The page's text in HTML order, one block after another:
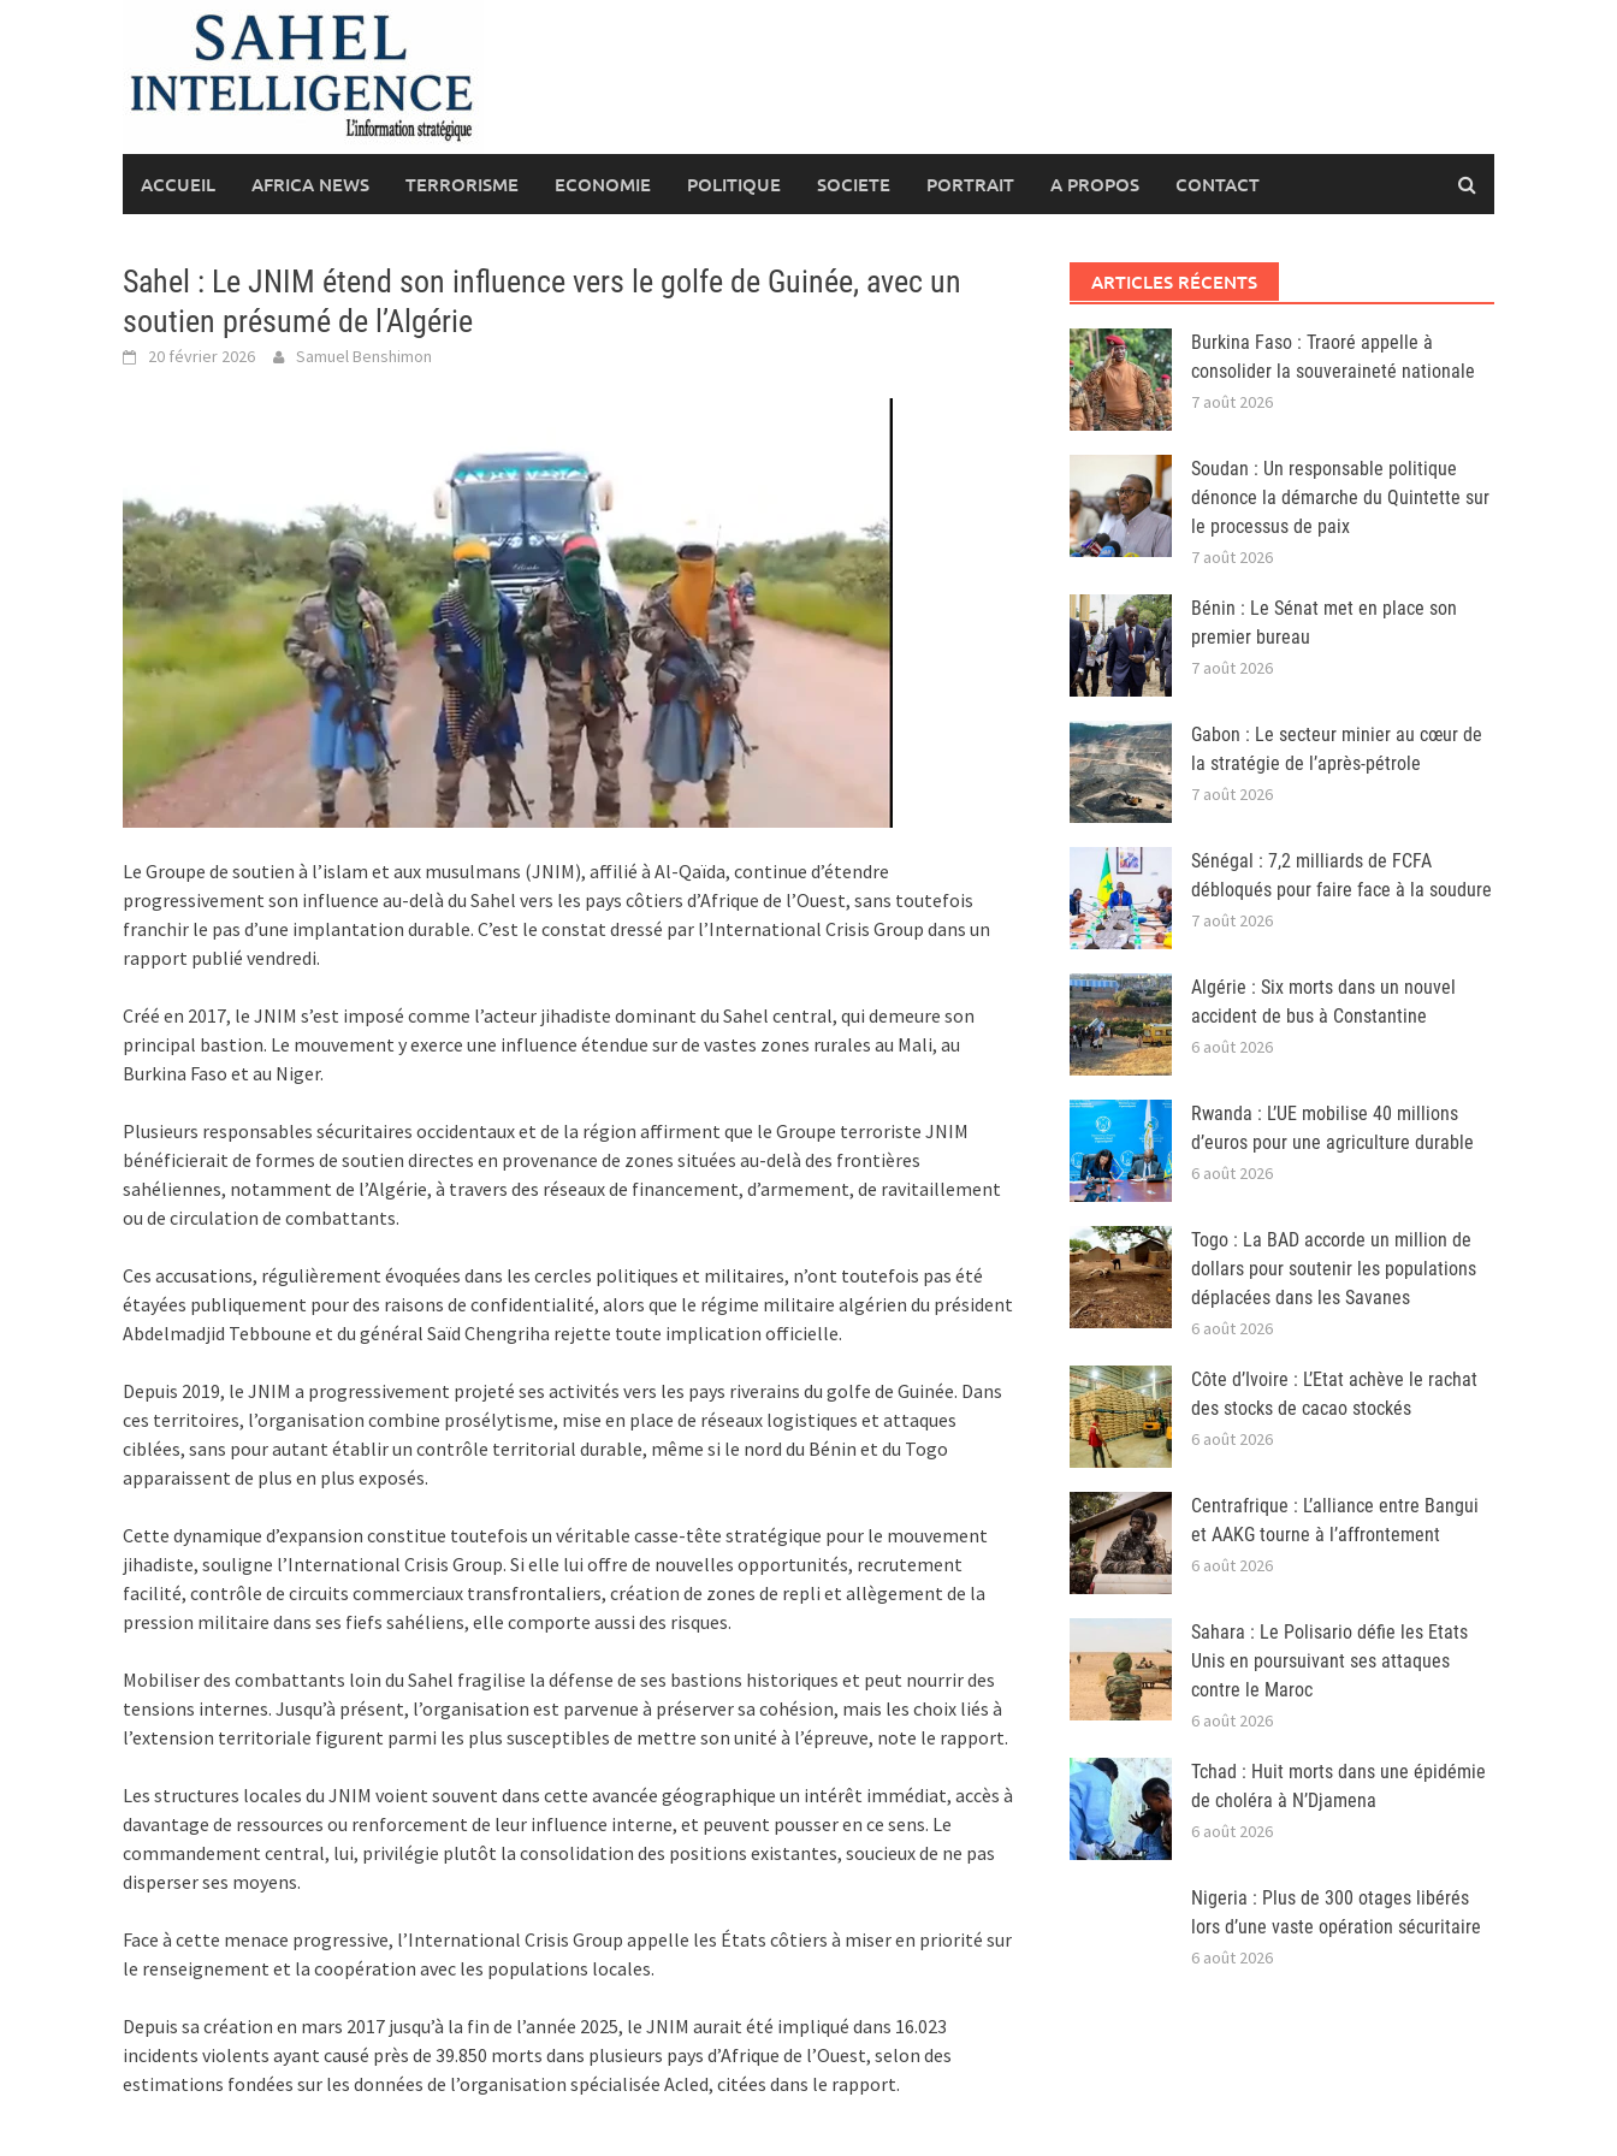
ACCUEIL AFRICA NEWS TERRORISME ECONOMIE POLITIQUE SOCIETE PORTRAIT A PROPOS CONTACT
Sahel : Le JNIM étend son influence vers le golfe de Guinée, avec un
soutien présumé de l’Algérie
20 février 2026 Samuel Benshimon
Le Groupe de soutien à l’islam et aux musulmans (JNIM), affilié à Al-Qaïda, continue d’étendre
progressivement son influence au-delà du Sahel vers les pays côtiers d’Afrique de l’Ouest, sans toutefois
franchir le pas d’une implantation durable. C’est le constat dressé par l’International Crisis Group dans un
rapport publié vendredi.
Créé en 2017, le JNIM s’est imposé comme l’acteur jihadiste dominant du Sahel central, qui demeure son
principal bastion. Le mouvement y exerce une influence étendue sur de vastes zones rurales au Mali, au
Burkina Faso et au Niger.
Plusieurs responsables sécuritaires occidentaux et de la région affirment que le Groupe terroriste JNIM
bénéficierait de formes de soutien directes en provenance de zones situées au-delà des frontières
sahéliennes, notamment de l’Algérie, à travers des réseaux de financement, d’armement, de ravitaillement
ou de circulation de combattants.
Ces accusations, régulièrement évoquées dans les cercles politiques et militaires, n’ont toutefois pas été
étayées publiquement pour des raisons de confidentialité, alors que le régime militaire algérien du président
Abdelmadjid Tebboune et du général Saïd Chengriha rejette toute implication officielle.
Depuis 2019, le JNIM a progressivement projeté ses activités vers les pays riverains du golfe de Guinée. Dans
ces territoires, l’organisation combine prosélytisme, mise en place de réseaux logistiques et attaques
ciblées, sans pour autant établir un contrôle territorial durable, même si le nord du Bénin et du Togo
apparaissent de plus en plus exposés.
Cette dynamique d’expansion constitue toutefois un véritable casse-tête stratégique pour le mouvement
jihadiste, souligne l’International Crisis Group. Si elle lui offre de nouvelles opportunités, recrutement
facilité, contrôle de circuits commerciaux transfrontaliers, création de zones de repli et allègement de la
pression militaire dans ses fiefs sahéliens, elle comporte aussi des risques.
Mobiliser des combattants loin du Sahel fragilise la défense de ses bastions historiques et peut nourrir des
tensions internes. Jusqu’à présent, l’organisation est parvenue à préserver sa cohésion, mais les choix liés à
l’extension territoriale figurent parmi les plus susceptibles de mettre son unité à l’épreuve, note le rapport.
Les structures locales du JNIM voient souvent dans cette avancée géographique un intérêt immédiat, accès à
davantage de ressources ou renforcement de leur influence interne, et peuvent pousser en ce sens. Le
commandement central, lui, privilégie plutôt la consolidation des positions existantes, soucieux de ne pas
disperser ses moyens.
Face à cette menace progressive, l’International Crisis Group appelle les États côtiers à miser en priorité sur
le renseignement et la coopération avec les populations locales.
Depuis sa création en mars 2017 jusqu’à la fin de l’année 2025, le JNIM aurait été impliqué dans 16.023
incidents violents ayant causé près de 39.850 morts dans plusieurs pays d’Afrique de l’Ouest, selon des
estimations fondées sur les données de l’organisation spécialisée Acled, citées dans le rapport.
ARTICLES RÉCENTS
Burkina Faso : Traoré appelle à
consolider la souveraineté nationale
7 août 2026
Soudan : Un responsable politique
dénonce la démarche du Quintette sur
le processus de paix
7 août 2026
Bénin : Le Sénat met en place son
premier bureau
7 août 2026
Gabon : Le secteur minier au cœur de
la stratégie de l’après-pétrole
7 août 2026
Sénégal : 7,2 milliards de FCFA
débloqués pour faire face à la soudure
7 août 2026
Algérie : Six morts dans un nouvel
accident de bus à Constantine
6 août 2026
Rwanda : L’UE mobilise 40 millions
d’euros pour une agriculture durable
6 août 2026
Togo : La BAD accorde un million de
dollars pour soutenir les populations
déplacées dans les Savanes
6 août 2026
Côte d’Ivoire : L’Etat achève le rachat
des stocks de cacao stockés
6 août 2026
Centrafrique : L’alliance entre Bangui
et AAKG tourne à l’affrontement
6 août 2026
Sahara : Le Polisario défie les Etats
Unis en poursuivant ses attaques
contre le Maroc
6 août 2026
Tchad : Huit morts dans une épidémie
de choléra à N’Djamena
6 août 2026
Nigeria : Plus de 300 otages libérés
lors d’une vaste opération sécuritaire
6 août 2026